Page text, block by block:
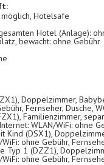
Hotelsafe
Hotel (Anlage):
bewacht: ohne Gebühr
Doppelzimmer,
Fernseher, Dusche,
Familienzimmer,
WLAN/WiFi: ohne
(DSX1),
ohne Gebühr,
Typ 1 (DZZ1),
ohne Gebühr,